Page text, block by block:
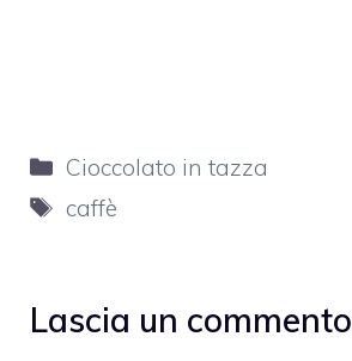
Categorie
Cioccolato in tazza
Tag
caffè
Lascia un commento